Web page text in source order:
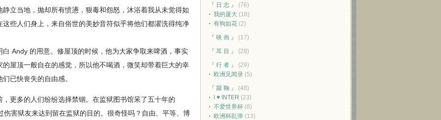
立当地，抛却所有愤懑，狠毒和怨怒，沐浴着我从未觉得如
些人们身上，来自俗世的美妙音符似乎将他们都濯洗得纯净
的用意。修屋顶的时候，他为大家争取来啤酒，事实
屋顶一般自在的感觉，所以他不喝酒，微笑却带着巨大的幸
已快丧失的自由感。
多的人们纷纷选择禁锢。在监狱图书馆呆了五十年的
害狱友来达到留在监狱的目的。很奇怪吗？自由、平等、博
『 日 志 』
(76)
我的厦大 (18)
有狗如花 (2)
『 映 画 』
(17)
『 耳 目 』
(28)
『 行 者 』
(29)
欧洲见闻录 (5)
『 蹴 鞠 』
(48)
i ♥ INTER (23)
不爱世界杯 (8)
欧洲杯乱弹 (13)